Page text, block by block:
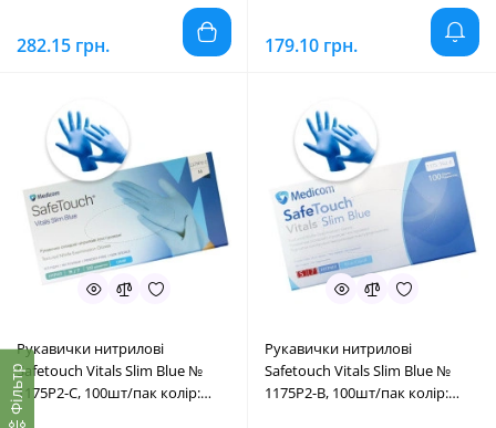
Фільтр
282.15 грн. 179.10 грн.
Рукавички нитрилові
Safetouсh Vitals Slim Blue №
1175P2-C, 100шт/пак колір:
блакитний; розм.= "M" (№7)
Рукавички нитрилові
Safetouсh Vitals Slim Blue №
1175P2-B, 100шт/пак колір: